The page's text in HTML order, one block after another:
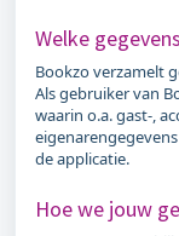
Welke
Bookzo verzamelt
Als gebruiker van
waarin o.a. gast-,
de applicatie.
Hoe we jouw